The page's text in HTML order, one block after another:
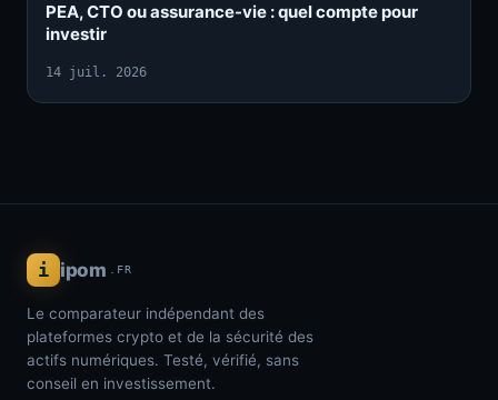
PEA, CTO ou assurance-vie : quel compte pour
investir
14 juil. 2026
i ipom .FR
Le comparateur indépendant des
plateformes crypto et de la sécurité des
actifs numériques. Testé, vérifié, sans
conseil en investissement.